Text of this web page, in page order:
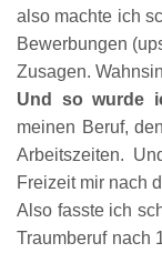
also machte ich
Bewerbungen
Zusagen. Wa
Und so wurde
meinen Beruf,
Arbeitszeiten.
Freizeit mir nach
Also fassteich
Traumberuf nach